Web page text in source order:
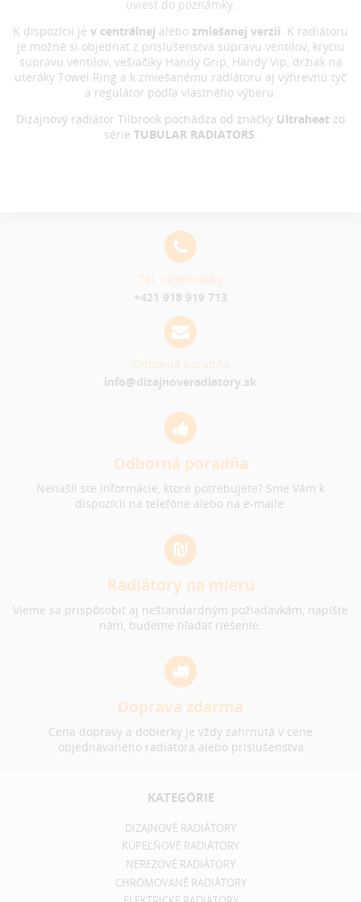
uviesť do poznámky.
K dispozícii je v centrálnej alebo zmiešanej verzii. K radiátoru
je možné si objednať z príslušenstva súpravu ventilov, kryciu
súpravu ventilov, vešiačiky Handy Grip, Handy Vip, držiak na
uteráky Towel Ring a k zmiešanému radiátoru aj výhrevnú tyč
a regulátor podľa vlastného výberu.
Dizajnový radiátor Tilbrook pochádza od značky Ultraheat zo
série TUBULAR RADIATORS.
Tel. objednávky
+421 918 919 713
Odborná poradňa
info@dizajnoveradiatory.sk
Odborná poradňa
Nenašli ste informácie, ktoré potrebujete? Sme Vám k
dispozícii na telefóne alebo na e-maile.
Radiátory na mieru
Vieme sa prispôsobiť aj neštandardným požiadavkám, napíšte
nám, budeme hľadať riešenie.
Doprava zdarma
Cena dopravy a dobierky je vždy zahrnutá v cene
objednávaného radiátora alebo príslušenstva
KATEGÓRIE
DIZAJNOVÉ RADIÁTORY
KÚPEĽŇOVÉ RADIÁTORY
NEREZOVÉ RADIÁTORY
CHRÓMOVANÉ RADIÁTORY